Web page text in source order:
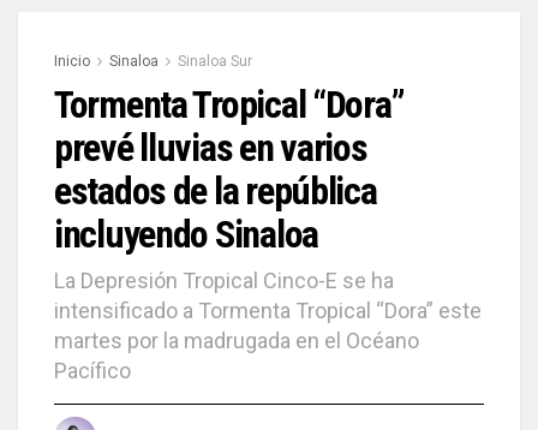
Inicio Sinaloa Sinaloa Sur
Tormenta Tropical “Dora”
prevé lluvias en varios
estados de la república
incluyendo Sinaloa
La Depresión Tropical Cinco-E se ha
intensificado a Tormenta Tropical “Dora” este
martes por la madrugada en el Océano
Pacífico